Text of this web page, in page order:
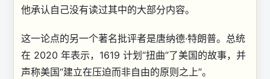
他承认自己没有读过其中的大部分内容。
这一论点的另一个著名批评者是唐纳德·特朗普。总统
在 2020 年表示，1619 计划“扭曲”了美国的故事，并
声称美国“建立在压迫而非自由的原则之上”。